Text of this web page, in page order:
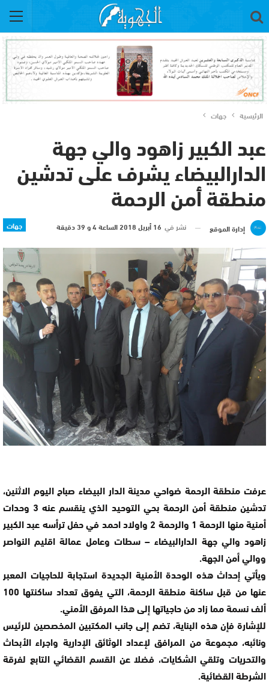
الرئيسية جهات
عبد الكبير زاهود والي جهة
الدارالبيضاء يشرف على تدشين
منطقة أمن الرحمة
جهات إدارة الموقع نشر في 16 أبريل 2018 الساعة 4 و 39 دقيقة
عرفت منطقة الرحمة ضواحي مدينة الدار البيضاء صباح اليوم الاثنين،
تدشين منطقة أمن الرحمة بحي التوحيد الذي ينقسم عنه 3 وحدات
أمنية منها الرحمة 1 والرحمة 2 واولاد احمد في حفل ترأسه عبد الكبير
زاهود والي جهة الدارالبيضاء – سطات وعامل عمالة اقليم النواصر
ووالي أمن الجهة.
ويأتي إحداث هذه الوحدة الأمنية الجديدة استجابة للحاجيات المعبر
عنها من قبل ساكنة منطقة الرحمة، التي يفوق تعداد ساكنتها 100
ألف نسمة مما زاد من حاجياتها إلى هذا المرفق الأمني.
للإشارة فإن هذه البناية، تضم إلى جانب المكتبين المخصصين للرئيس
ونائبه، مجموعة من المرافق لإعداد الوثائق الإدارية واجراء الأبحاث
والتحريات وتلقي الشكايات، فضلا عن القسم القضائي التابع لفرقة
الشرطة القضائية.